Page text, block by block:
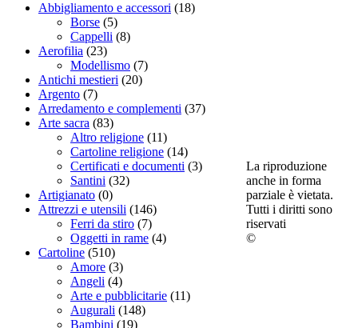
Abbigliamento e accessori (18)
Borse (5)
Cappelli (8)
Aerofilia (23)
Modellismo (7)
Antichi mestieri (20)
Argento (7)
Arredamento e complementi (37)
Arte sacra (83)
Altro religione (11)
Cartoline religione (14)
Certificati e documenti (3)
Santini (32)
Artigianato (0)
Attrezzi e utensili (146)
Ferri da stiro (7)
Oggetti in rame (4)
Cartoline (510)
Amore (3)
Angeli (4)
Arte e pubblicitarie (11)
Augurali (148)
Bambini (19)
La riproduzione
anche in forma
parziale è vietata.
Tutti i diritti sono
riservati
©